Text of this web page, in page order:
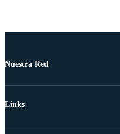
Nuestra Red
Links